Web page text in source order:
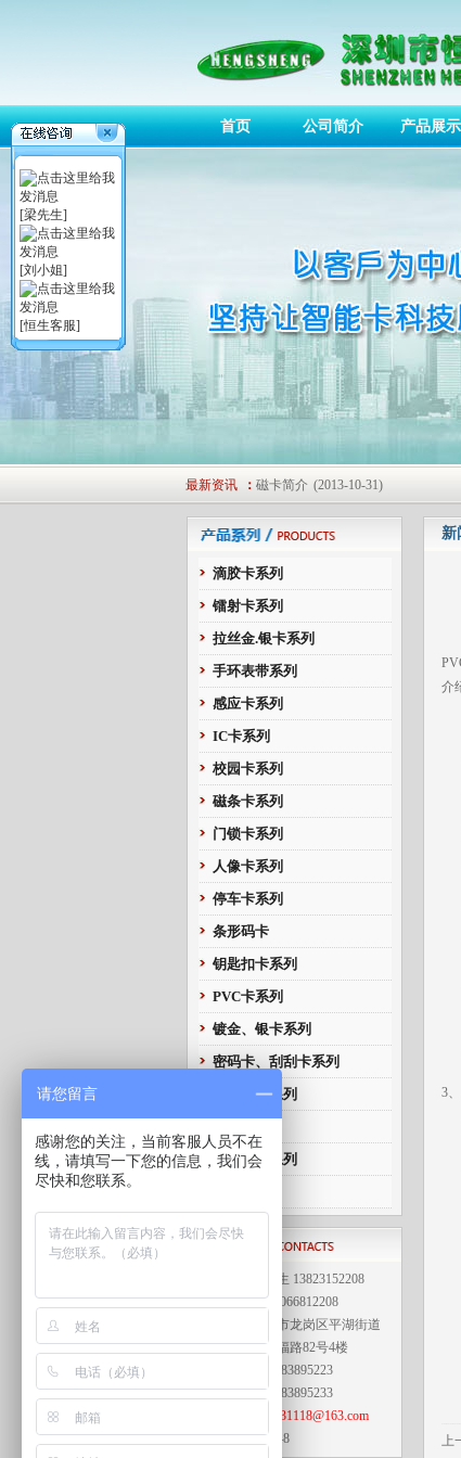
首页 公司简介 产品展示
最新资讯 ： 磁卡简介 (2013-10-31)
非接触式Mifare1 IC卡
(2013-10-31)
深圳市恒生智能卡有限公司简介
接触式IC简介 (2013-10-31)
非接触式IC卡简介 (2013-10-31)
磁卡简介 (2013-10-31)
非接触式ID卡
非接触式Mifare1 IC卡
深圳市恒生智能卡有限公司简介
滴胶卡系列
镭射卡系列
拉丝金.银卡系列
手环表带系列
感应卡系列
IC卡系列
校园卡系列
磁条卡系列
门锁卡系列
人像卡系列
停车卡系列
条形码卡
钥匙扣卡系列
PVC卡系列
镀金、银卡系列
密码卡、刮刮卡系列
读写设备系列
电子标签系列
联系人：梁先生 13823152208
刘小姐 13066812208
地 址：深圳市龙岗区平湖街道
富民工业区万福路82号4楼
电 话：0755-83895223
传 真：0755-83895233
lqs20031118@163.com
邮 编：518048
新
介
1
2
(
3
4
上
[梁先生]
[刘小姐]
[恒生客服]
请您留言
感谢您的关注，当前客服人员不在
线，请填写一下您的信息，我们会
尽快和您联系。